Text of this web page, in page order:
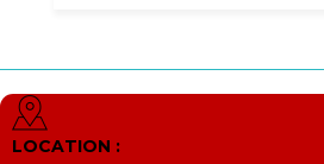
LOCATION :